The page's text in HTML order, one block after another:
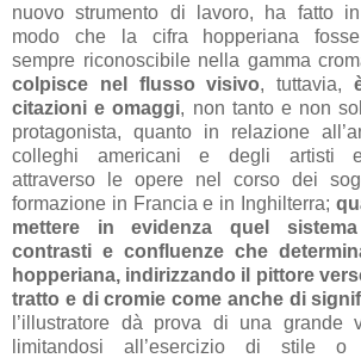
nuovo strumento di lavoro, ha fatto in
modo che la cifra hopperiana fosse
sempre riconoscibile nella gamma
colpisce nel flusso visivo, tuttavia,
citazioni e omaggi, non tanto e non
protagonista, quanto in relazione
colleghi americani e degli artisti
attraverso le opere nel corso dei
formazione in Francia e in Inghilterra;
mettere in evidenza quel
contrasti e confluenze che
hopperiana, indirizzando il pittore
tratto e di cromie come anche di
l’illustratore dà prova di una grande
limitandosi all’esercizio di stile